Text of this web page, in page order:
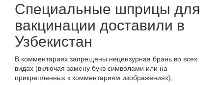
Специальные шприцы для
вакцинации доставили в
Узбекистан
В комментариях запрещены нецензурная брань во всех
видах (включая замену букв символами или на
прикрепленных к комментариям изображениях),